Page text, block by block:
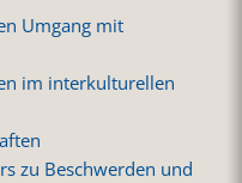
Umgang mit
im interkulturellen
zu Beschwerden und